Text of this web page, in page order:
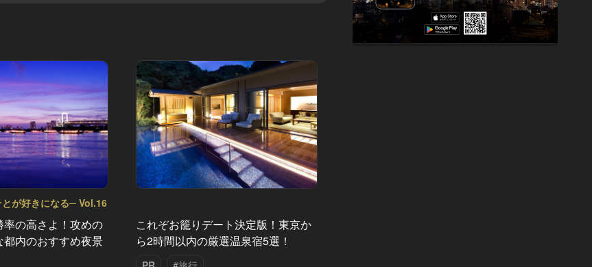
が好きになる─ Vol.16
率の高さよ！攻めの
都内のおすすめ夜景
これぞお籠りデート決定版！東京か
ら2時間以内の厳選温泉宿5選！